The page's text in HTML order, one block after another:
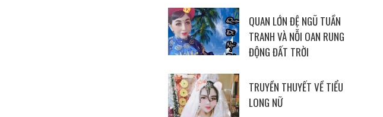
QUAN LỚN ĐỆ NGŨ TUẦN
TRANH VÀ NỖI OAN RUNG
ĐỘNG ĐẤT TRỜI
TRUYỀN THUYẾT VỀ TIỂU
LONG NỮ